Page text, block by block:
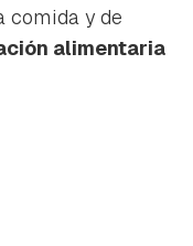
comida y de
alimentaria